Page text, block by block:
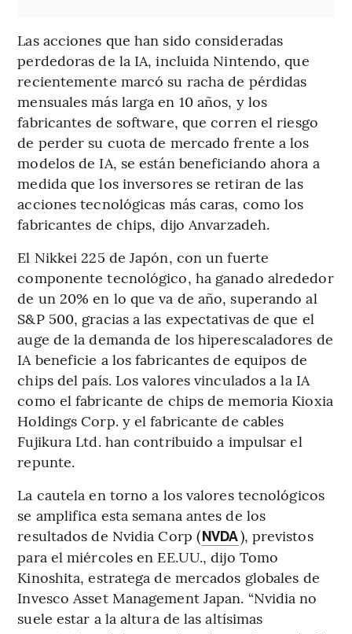
Las acciones que han sido consideradas
perdedoras de la IA, incluida Nintendo, que
recientemente marcó su racha de pérdidas
mensuales más larga en 10 años, y los
fabricantes de software, que corren el riesgo
de perder su cuota de mercado frente a los
modelos de IA, se están beneficiando ahora a
medida que los inversores se retiran de las
acciones tecnológicas más caras, como los
fabricantes de chips, dijo Anvarzadeh.
El Nikkei 225 de Japón, con un fuerte
componente tecnológico, ha ganado alrededor
de un 20% en lo que va de año, superando al
S&P 500, gracias a las expectativas de que el
auge de la demanda de los hiperescaladores de
IA beneficie a los fabricantes de equipos de
chips del país. Los valores vinculados a la IA
como el fabricante de chips de memoria Kioxia
Holdings Corp. y el fabricante de cables
Fujikura Ltd. han contribuido a impulsar el
repunte.
La cautela en torno a los valores tecnológicos
se amplifica esta semana antes de los
resultados de Nvidia Corp (NVDA), previstos
para el miércoles en EE.UU., dijo Tomo
Kinoshita, estratega de mercados globales de
Invesco Asset Management Japan. “Nvidia no
suele estar a la altura de las altísimas